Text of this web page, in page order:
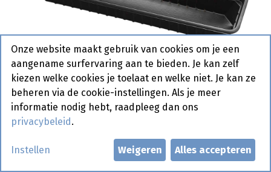
A 8 Plastiek Zwart 4 x 250 st
Actief
Onze website maakt gebruik van cookies om je een
aangename surfervaring aan te bieden. Je kan zelf
kiezen welke cookies je toelaat en welke niet. Je kan ze
beheren via de cookie-instellingen. Als je meer
informatie nodig hebt, raadpleeg dan ons
privacybeleid .
Instellen Weigeren Alles accepteren